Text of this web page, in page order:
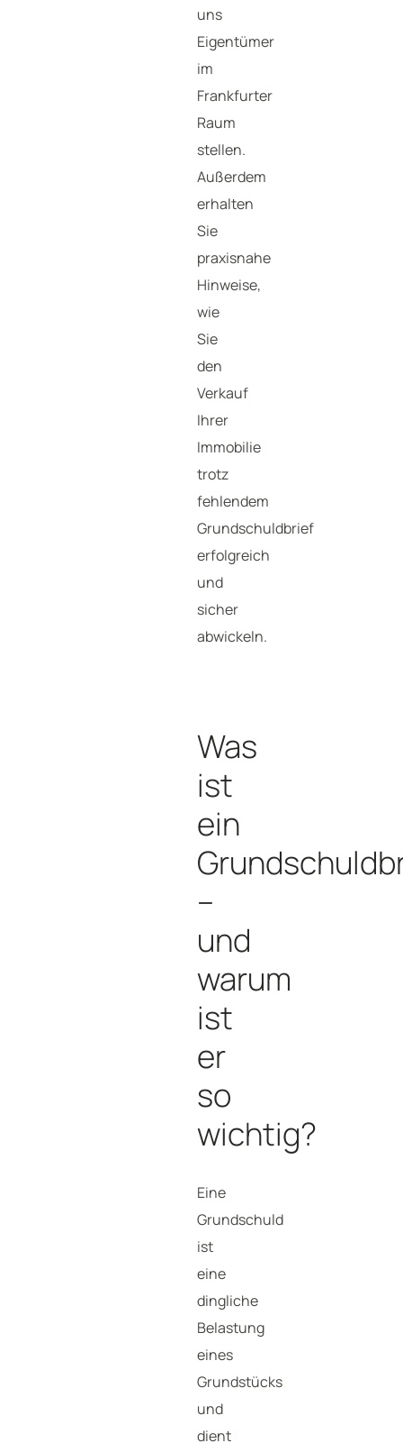
uns
Eigentümer
im
Frankfurter
Raum
stellen.
Außerdem
erhalten
Sie
praxisnahe
Hinweise,
wie
Sie
den
Verkauf
Ihrer
Immobilie
trotz
fehlendem
Grundschuldbrief
erfolgreich
und
sicher
abwickeln.
Was
ist
ein
–
und
warum
ist
er
so
wichtig?
Eine
Grundschuld
ist
eine
dingliche
Belastung
eines
Grundstücks
und
dient